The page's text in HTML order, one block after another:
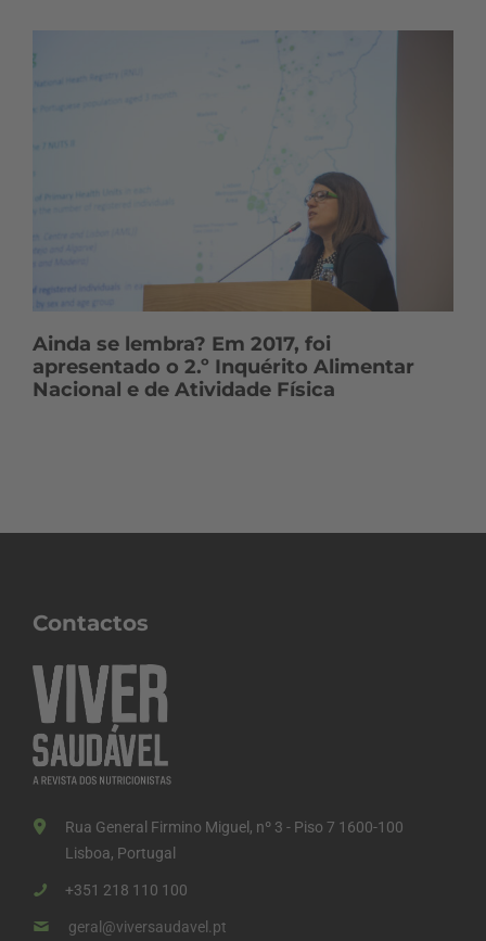
Ainda se lembra? Em 2017, foi
apresentado o 2.º Inquérito Alimentar
Nacional e de Atividade Física
Contactos
Rua General Firmino Miguel, nº 3 - Piso 7 1600-100
Lisboa, Portugal
+351 218 110 100
geral@viversaudavel.pt